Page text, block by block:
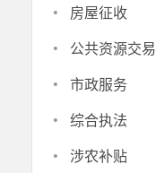
· 房屋征收
· 公共资源交易
· 市政服务
· 综合执法
· 涉农补贴